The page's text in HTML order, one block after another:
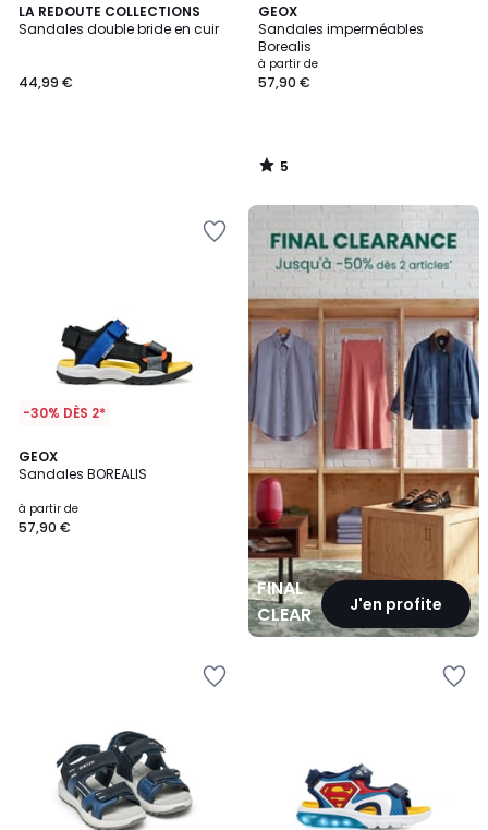
LA REDOUTE COLLECTIONS
Sandales double bride en cuir
44,99 €
GEOX
Sandales imperméables
Borealis
à partir de
57,90 €
5
/
5
5
/
-30% DÈS 2*
GEOX
Sandales BOREALIS
à partir de
57,90 €
FINAL
CLEARANCEJ'en profite
FINAL
CLEARANCE